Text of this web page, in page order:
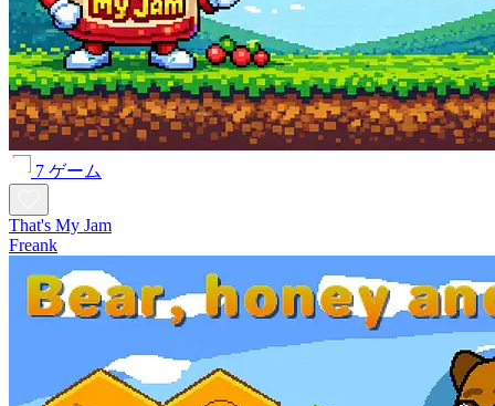
7 ゲーム
That's My Jam
Freank